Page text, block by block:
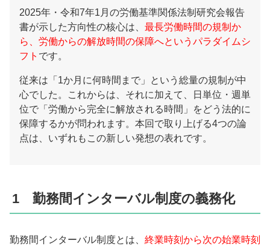
2025年・令和7年1月の労働基準関係法制研究会報告
書が示した方向性の核心は、 最長労働時間の規制か
ら、労働からの解放時間の保障へというパラダイムシ
フト です。
従来は「1か月に何時間まで」という総量の規制が中
心でした。これからは、それに加えて、日単位・週単
位で「労働から完全に解放される時間」をどう法的に
保障するかが問われます。本回で取り上げる4つの論
点は、いずれもこの新しい発想の表れです。
1 勤務間インターバル制度の義務化
勤務間インターバル制度とは、 終業時刻から次の始業時刻